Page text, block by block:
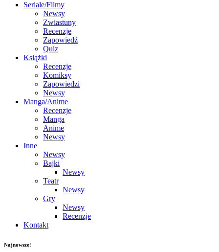
Seriale/Filmy
Newsy
Zwiastuny
Recenzje
Zapowiedź
Quiz
Książki
Recenzje
Komiksy
Zapowiedzi
Newsy
Manga/Anime
Recenzje
Manga
Anime
Newsy
Inne
Newsy
Bajki
Newsy
Teatr
Newsy
Gry
Newsy
Recenzje
Kontakt
Najnowsze!